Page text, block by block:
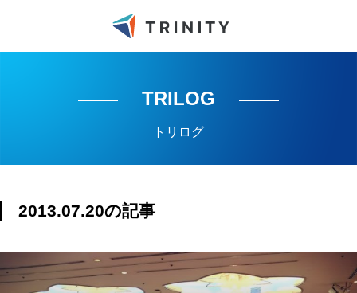
TRILOG
トリログ
2013.07.20の記事